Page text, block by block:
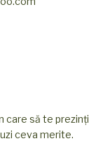
care să te prezinți
ceva merite.